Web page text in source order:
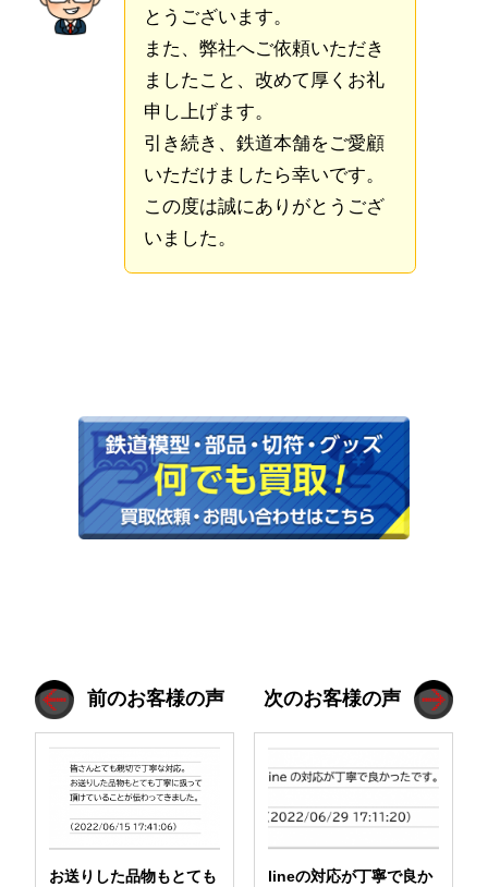
とうございます。
また、弊社へご依頼いただき
ましたこと、改めて厚くお礼
申し上げます。
引き続き、鉄道本舗をご愛顧
いただけましたら幸いです。
この度は誠にありがとうござ
いました。
前のお客様の声
お送りした品物もとても
次のお客様の声
lineの対応が丁寧で良か